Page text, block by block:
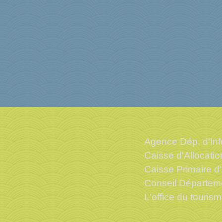
Agence Dép.
Caisse
Caisse Primaire
Conseil
L'office du